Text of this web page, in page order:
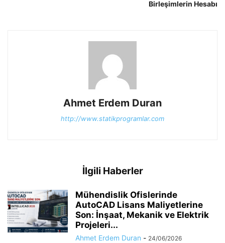
Birleşimlerin Hesabı
Ahmet Erdem Duran
http://www.statikprogramlar.com
İlgili Haberler
Mühendislik Ofislerinde
AutoCAD Lisans Maliyetlerine
Son: İnşaat, Mekanik ve Elektrik
Projeleri...
Ahmet Erdem Duran - 24/06/2026